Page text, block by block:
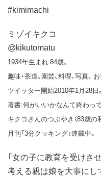
#kimimachi
ミゾイキクコ
@kikutomatu
1934年生まれ 84歳。
趣味・茶道、園芸、料理、写真、
ツイッター開始2010年1月28日。
著書:何がいいかなんて終わっ
キクコさんのつぶやき（83歳の
月刊「3分クッキング」連載中。
「女の子に教育を受けさ
考える親は娘を大事にし